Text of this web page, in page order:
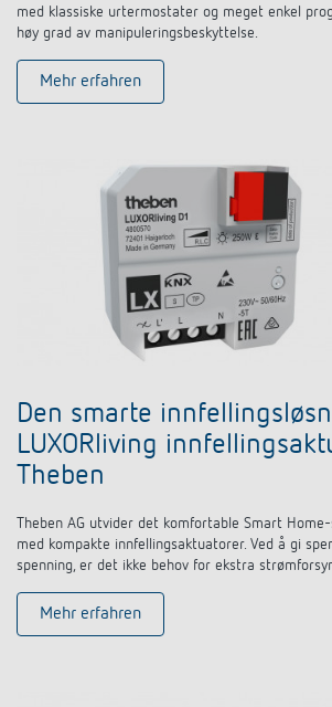
med klassiske urtermostater og meget enkel
høy grad av manipuleringsbeskyttelse.
Mehr erfahren
Den smarte
LUXORliving
Theben
Theben AG utvider det komfortable Smart Home-
med kompakte innfellingsaktuatorer. Ved å gi
spenning, er det ikke behov for ekstra
Mehr erfahren